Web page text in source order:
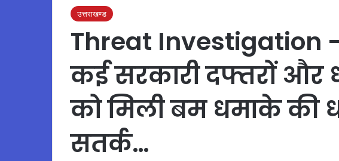
उत्तराखण्ड
Threat Investigation
कई सरकारी दफ्तरों और
को मिली बम धमाके की
सतर्क…